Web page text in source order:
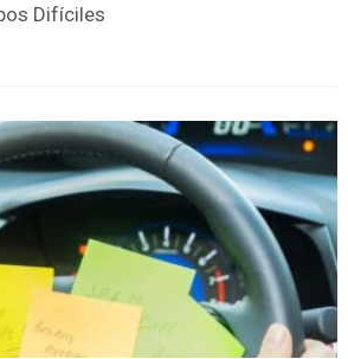
Difíciles